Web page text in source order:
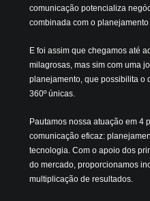
comunicação potencializa
combinada com o planejamento
E foi assim que chegamos até
milagrosas, mas sim com uma
planejamento, que possibilita o
360º únicas.
Pautamos nossa atuação em 4
comunicação eficaz:
tecnologia.Com o apoio dos
do mercado, proporcionamos
multiplicação de resultados.